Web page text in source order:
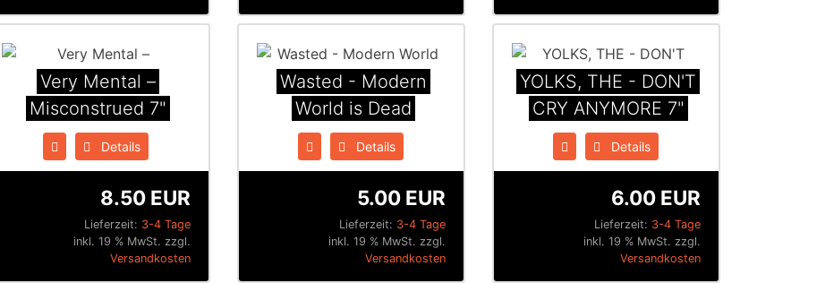
Very Mental ‎–
Misconstrued 7"
Details
Lieferzeit: 3-4 Tage
8.50 EUR
inkl. 19 % MwSt. zzgl.
Versandkosten
Wasted - Modern
World is Dead
Details
Lieferzeit: 3-4 Tage
5.00 EUR
inkl. 19 % MwSt. zzgl.
Versandkosten
YOLKS, THE - DON'T
CRY ANYMORE 7"
Details
Lieferzeit: 3-4 Tage
6.00 EUR
inkl. 19 % MwSt. zzgl.
Versandkosten